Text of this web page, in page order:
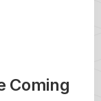
Coming